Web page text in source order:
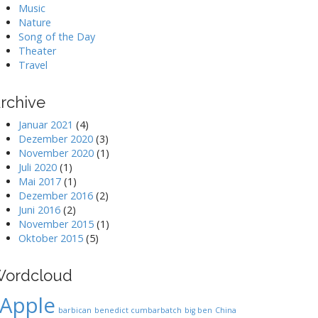
Music
Nature
Song of the Day
Theater
Travel
Januar 2021 (4)
Dezember 2020 (3)
November 2020 (1)
Juli 2020 (1)
Mai 2017 (1)
Dezember 2016 (2)
Juni 2016 (2)
November 2015 (1)
Oktober 2015 (5)
barbican benedict cumbarbatch big ben China